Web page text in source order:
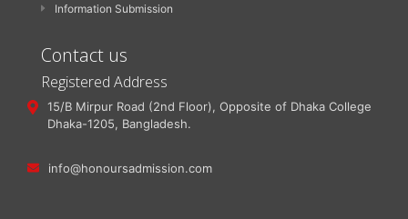
Information Submission
Contact us
Registered Address
15/B Mirpur Road (2nd Floor), Opposite of Dhaka College
Dhaka-1205, Bangladesh.
info@honoursadmission.com